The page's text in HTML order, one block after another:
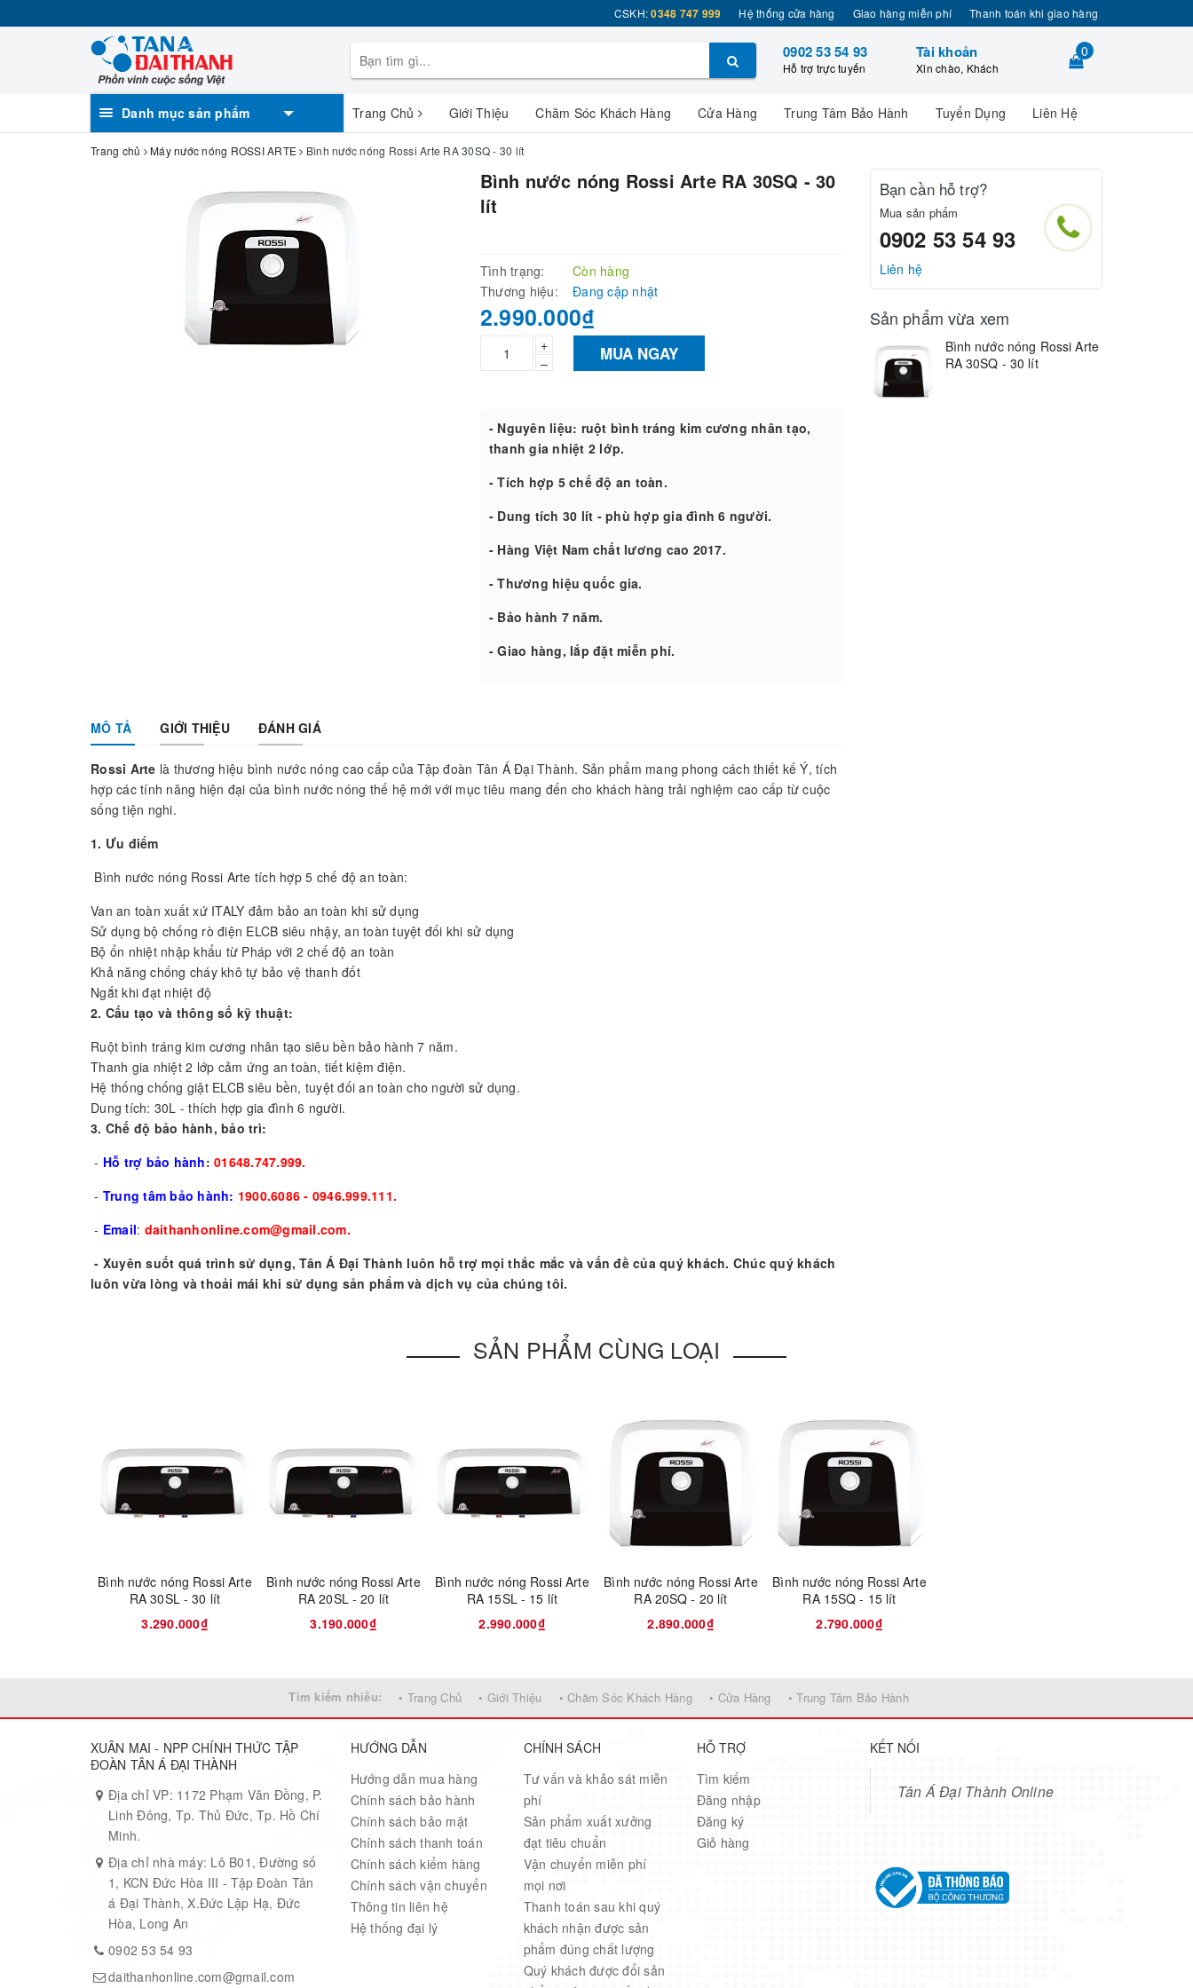
CSKH:0348 747 999 Hệ thống cửa hàng Giao hàng miễn phí Thanh toán khi giao hàng
0902 53 54 93
Hỗ trợ trực tuyến
Tài khoản
Xin chào, Khách
0
Danh mục sản phẩm Trang Chủ Giới Thiệu Chăm Sóc Khách Hàng Cửa Hàng Trung Tâm Bảo Hành Tuyển Dụng Liên Hệ
Trang chủ Máy nước nóng ROSSI ARTE Bình nước nóng Rossi Arte RA 30SQ - 30 lít
Bình nước nóng Rossi Arte RA 30SQ - 30
lít
Tình trạng:
Còn hàng
Thương hiệu:
Đang cập nhật
2.990.000₫
+
–
MUA NGAY
- Nguyên liệu: ruột bình tráng kim cương nhân tạo,
thanh gia nhiệt 2 lớp.
- Tích hợp 5 chế độ an toàn.
- Dung tích 30 lít - phù hợp gia đình 6 người.
- Hàng Việt Nam chất lương cao 2017.
- Thương hiệu quốc gia.
- Bảo hành 7 năm.
- Giao hàng, lắp đặt miễn phí.
MÔ TẢ GIỚI THIỆU ĐÁNH GIÁ
Rossi Arte là thương hiệu bình nước nóng cao cấp của Tập đoàn Tân Á Đại Thành. Sản phẩm mang phong cách thiết kế Ý, tích
hợp các tính năng hiện đại của bình nước nóng thế hệ mới với mục tiêu mang đến cho khách hàng trải nghiệm cao cấp từ cuộc
sống tiện nghi.
1. Ưu điểm
Bình nước nóng Rossi Arte tích hợp 5 chế độ an toàn:
Van an toàn xuất xứ ITALY đảm bảo an toàn khi sử dụng
Sử dụng bộ chống rò điện ELCB siêu nhậy, an toàn tuyệt đối khi sử dụng
Bộ ổn nhiệt nhập khẩu từ Pháp với 2 chế độ an toàn
Khả năng chống cháy khô tự bảo vệ thanh đốt
Ngắt khi đạt nhiệt độ
2. Cấu tạo và thông số kỹ thuật:
Ruột bình tráng kim cương nhân tạo siêu bền bảo hành 7 năm.
Thanh gia nhiệt 2 lớp cảm ứng an toàn, tiết kiệm điện.
Hệ thống chống giật ELCB siêu bền, tuyệt đối an toàn cho người sử dụng.
Dung tích: 30L - thích hợp gia đình 6 người.
3. Chế độ bảo hành, bảo trì:
- Hỗ trợ bảo hành: 01648.747.999.
- Trung tâm bảo hành: 1900.6086 - 0946.999.111.
- Email: daithanhonline.com@gmail.com.
- Xuyên suốt quá trình sử dụng, Tân Á Đại Thành luôn hỗ trợ mọi thắc mắc và vấn đề của quý khách. Chúc quý khách
luôn vừa lòng và thoải mái khi sử dụng sản phẩm và dịch vụ của chúng tôi.
Bạn cần hỗ trợ?
Mua sản phẩm
0902 53 54 93
Liên hệ
Sản phẩm vừa xem
Bình nước nóng Rossi Arte
RA 30SQ - 30 lít
SẢN PHẨM CÙNG LOẠI
Bình nước nóng Rossi Arte
RA 30SL - 30 lít
3.290.000₫
Bình nước nóng Rossi Arte
RA 20SL - 20 lít
3.190.000₫
Bình nước nóng Rossi Arte
RA 15SL - 15 lít
2.990.000₫
Bình nước nóng Rossi Arte
RA 20SQ - 20 lít
2.890.000₫
Bình nước nóng Rossi Arte
RA 15SQ - 15 lít
2.790.000₫
Tìm kiếm nhiều: • Trang Chủ • Giới Thiệu • Chăm Sóc Khách Hàng • Cửa Hàng • Trung Tâm Bảo Hành
XUÂN MAI - NPP CHÍNH THỨC TẬP
ĐOÀN TÂN Á ĐẠI THÀNH
Địa chỉ VP: 1172 Phạm Văn Đồng, P.
Linh Đông, Tp. Thủ Đức, Tp. Hồ Chí
Minh.
Địa chỉ nhà máy: Lô B01, Đường số
1, KCN Đức Hòa III - Tập Đoàn Tân
á Đại Thành, X.Đức Lập Hạ, Đức
Hòa, Long An
0902 53 54 93
daithanhonline.com@gmail.com
HƯỚNG DẪN
Hướng dẫn mua hàng
Chính sách bảo hành
Chính sách bảo mật
Chính sách thanh toán
Chính sách kiểm hàng
Chính sách vận chuyển
Thông tin liên hệ
Hệ thống đại lý
CHÍNH SÁCH
Tư vấn và khảo sát miễn
phí
Sản phẩm xuất xưởng
đạt tiêu chuẩn
Vận chuyển miễn phí
mọi nơi
Thanh toán sau khi quý
khách nhận được sản
phẩm đúng chất lượng
Quý khách được đổi sản
HỖ TRỢ
Tìm kiếm
Đăng nhập
Đăng ký
Giỏ hàng
KẾT NỐI
Tân Á Đại Thành Online